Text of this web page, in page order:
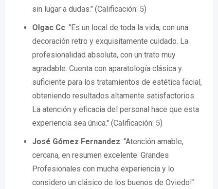
sin lugar a dudas." (Calificación: 5)
Olgac Cc: "Es un local de toda la vida, con una
decoración retro y exquisitamente cuidado. La
profesionalidad absoluta, con un trato muy
agradable. Cuenta con aparatología clásica y
suficiente para los tratamientos de estética facial,
obteniendo resultados altamente satisfactorios.
La atención y eficacia del personal hace que esta
experiencia sea única." (Calificación: 5)
José Gómez Fernandez: "Atención amable,
cercana, en resumen excelente. Grandes
Profesionales con mucha experiencia y lo
considero un clásico de los buenos de Oviedo!"